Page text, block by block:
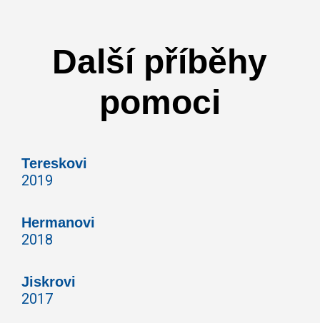
Další příběhy
pomoci
Tereskovi
2019
Hermanovi
2018
Jiskrovi
2017